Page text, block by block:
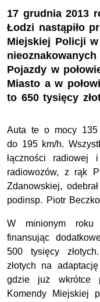
17 grudnia 2013
Łodzi nastąpiło
Miejskiej Policji
Pojazdy w
Miasto a w
to 650 tysięcy
Auta te o mocy 135
do 195 km/h.
łączności radiowej
radiowozów, z rąk
Zdanowskiej,
podinsp. Piotr
W minionym roku
finansując
500 tysięcy
złotych na
gdzie już wkrótce
Komendy Miejskiej